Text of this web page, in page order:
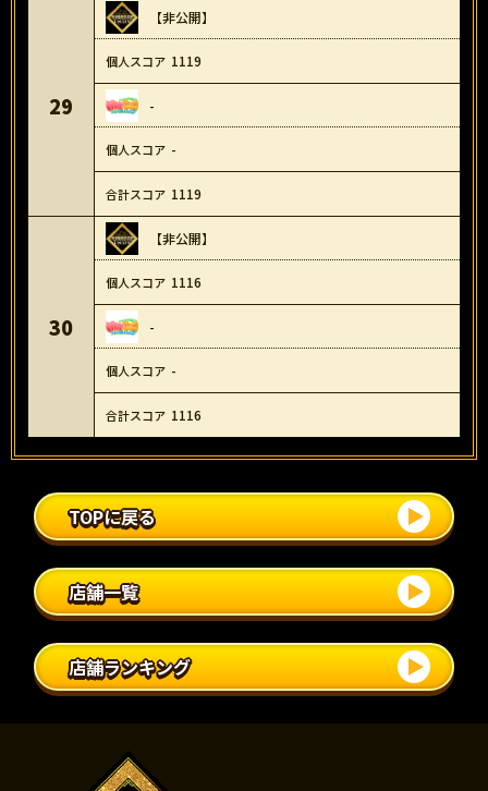
29
【非公開】
1119
-
-
1119
30
【非公開】
1116
-
-
1116
TOPに戻る
店舗一覧
店舗ランキング